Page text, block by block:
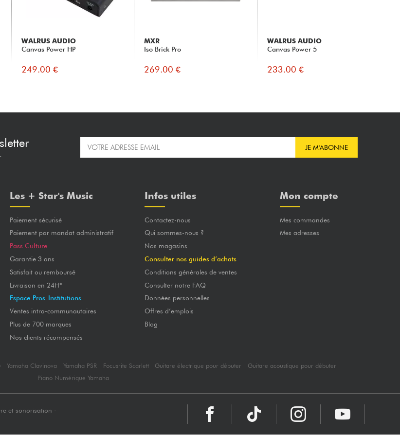
WALRUS AUDIO
Canvas Power HP
249.00 €
MXR
Iso Brick Pro
269.00 €
WALRUS AUDIO
Canvas Power 5
233.00 €
JE M'ABONNE
Les + Star's Music
Paiement sécurisé
Paiement par mandat administratif
Pass Culture
Garantie 3 ans
Satisfait ou remboursé
Livraison en 24H*
Espace Pros-Institutions
Ventes intra-communautaires
Plus de 700 marques
Nos clients récompensés
Infos utiles
Contactez-nous
Qui sommes-nous ?
Nos magasins
Consulter nos guides d’achats
Conditions générales de ventes
Consulter notre FAQ
Données personnelles
Offres d’emplois
Blog
Mon compte
Mes commandes
Mes adresses
Yamaha Clavinova Yamaha PSR Focusrite Scarlett Guitare électrique pour débuter
Guitare acoustique pour débuter
Piano Numérique Yamaha
et sonorisation -